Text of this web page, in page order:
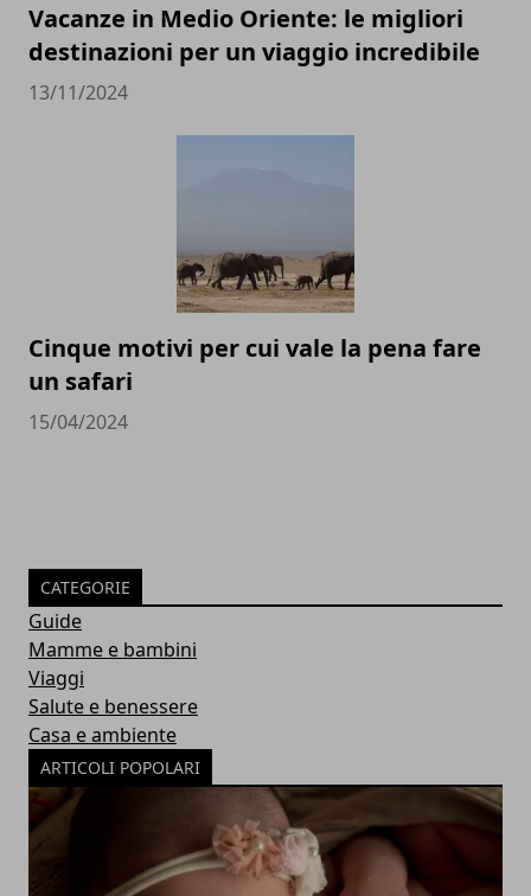
Vacanze in Medio Oriente: le migliori
destinazioni per un viaggio incredibile
13/11/2024
Cinque motivi per cui vale la pena fare
un safari
15/04/2024
CATEGORIE
Guide
Mamme e bambini
Viaggi
Salute e benessere
Casa e ambiente
ARTICOLI POPOLARI